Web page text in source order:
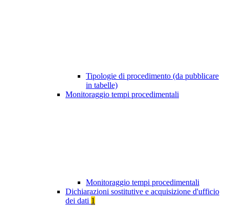
Tipologie di procedimento (da pubblicare
in tabelle)
Monitoraggio tempi procedimentali
Monitoraggio tempi procedimentali
Dichiarazioni sostitutive e acquisizione d'ufficio
dei dati 1